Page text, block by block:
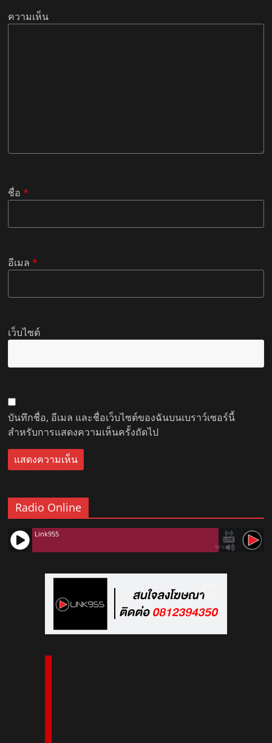
ความเห็น
ชื่อ*
อีเมล*
เว็บไซต์
บันทึกชื่อ, อีเมล และชื่อเว็บไซต์ของฉันบนเบราว์เซอร์นี้
สำหรับการแสดงความเห็นครั้งถัดไป
Radio Online
90%
Link955